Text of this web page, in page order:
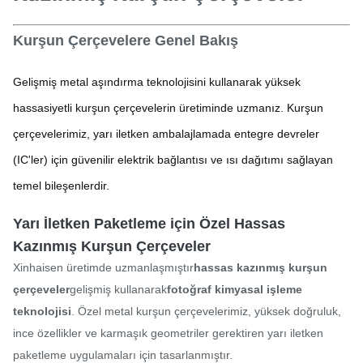
Kurşun Çerçevelere Genel Bakış
Gelişmiş metal aşındırma teknolojisini kullanarak yüksek
hassasiyetli kurşun çerçevelerin üretiminde uzmanız. Kurşun
çerçevelerimiz, yarı iletken ambalajlamada entegre devreler
(IC'ler) için güvenilir elektrik bağlantısı ve ısı dağıtımı sağlayan
temel bileşenlerdir.
Yarı İletken Paketleme için Özel Hassas
Kazınmış Kurşun Çerçeveler
Xinhaisen üretimde uzmanlaşmıştırhassas kazınmış kurşun
çerçevelergelişmiş kullanarakfotoğraf kimyasal işleme
teknolojisi . Özel metal kurşun çerçevelerimiz, yüksek doğruluk,
ince özellikler ve karmaşık geometriler gerektiren yarı iletken
paketleme uygulamaları için tasarlanmıştır.